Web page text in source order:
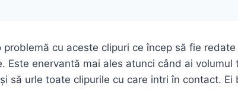
problemă cu aceste clipuri ce încep să fie
Este enervantă mai ales atunci când ai
să urle toate clipurile cu care intri în contact.